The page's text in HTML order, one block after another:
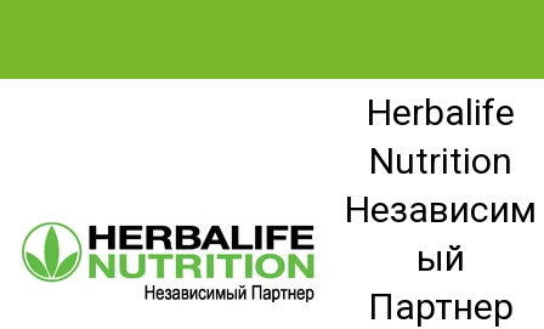
Herbalife
Nutrition
Независим
ый
Партнер